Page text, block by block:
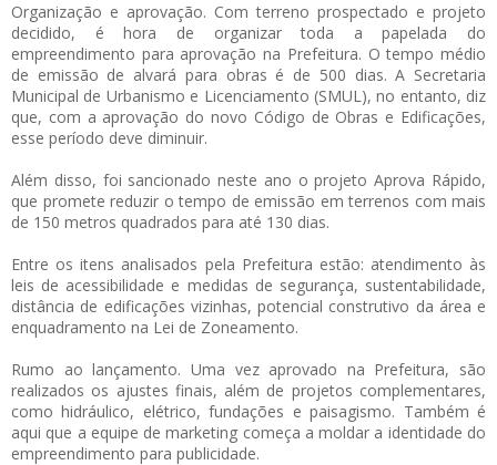
Organização e aprovação. Com terreno prospectado e projeto
decidido, é hora de organizar toda a papelada do
empreendimento para aprovação na Prefeitura. O tempo médio
de emissão de alvará para obras é de 500 dias. A Secretaria
Municipal de Urbanismo e Licenciamento (SMUL), no entanto, diz
que, com a aprovação do novo Código de Obras e Edificações,
esse período deve diminuir.
Além disso, foi sancionado neste ano o projeto Aprova Rápido,
que promete reduzir o tempo de emissão em terrenos com mais
de 150 metros quadrados para até 130 dias.
Entre os itens analisados pela Prefeitura estão: atendimento às
leis de acessibilidade e medidas de segurança, sustentabilidade,
distância de edificações vizinhas, potencial construtivo da área e
enquadramento na Lei de Zoneamento.
Rumo ao lançamento. Uma vez aprovado na Prefeitura, são
realizados os ajustes finais, além de projetos complementares,
como hidráulico, elétrico, fundações e paisagismo. Também é
aqui que a equipe de marketing começa a moldar a identidade do
empreendimento para publicidade.